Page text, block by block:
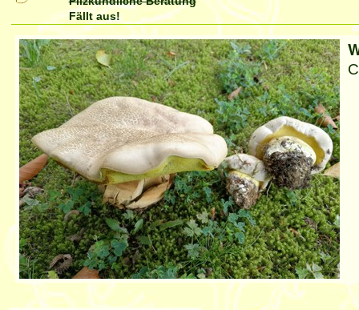
Fällt aus!
Artikelaktionen